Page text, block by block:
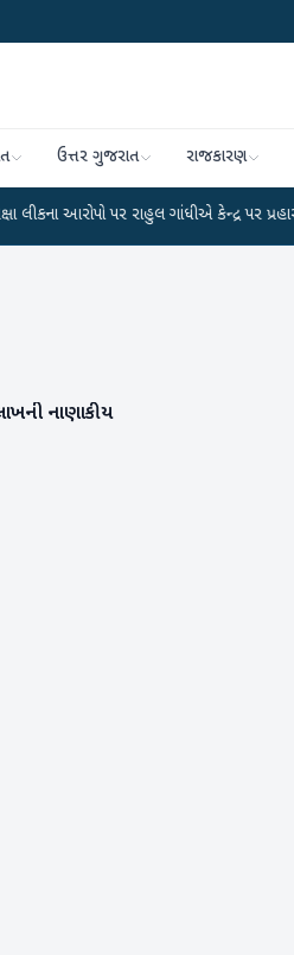
ઉત્તર ગુજરાત રાજકારણ
પર રાહુલ ગાંધીએ કેન્દ્ર પર પ્રહાર કર્યા ●
નાણાકીય